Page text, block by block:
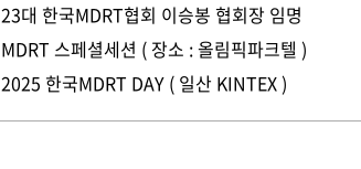
행사 안내
참가신청/조회
23대 한국MDRT협회 이승봉 협회장 임명
MDRT 스페셜세션 ( 장소 : 올림픽파크텔 )
2025 한국MDRT DAY ( 일산 KINTEX )